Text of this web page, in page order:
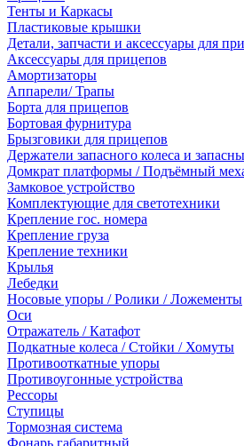
Тенты и Каркасы
Пластиковые крышки
Детали, запчасти и аксессуары для
Аксессуары для прицепов
Амортизаторы
Аппарели/ Трапы
Борта для прицепов
Бортовая фурнитура
Брызговики для прицепов
Держатели запасного колеса и
Домкрат платформы / Подъёмный
Замковое устройство
Комплектующие для светотехники
Крепление гос. номера
Крепление груза
Крепление техники
Крылья
Лебедки
Носовые упоры / Ролики / Ложементы
Оси
Отражатель / Катафот
Подкатные колеса / Стойки / Хомуты
Противооткатные упоры
Противоугонные устройства
Рессоры
Ступицы
Тормозная система
Фонарь габаритный